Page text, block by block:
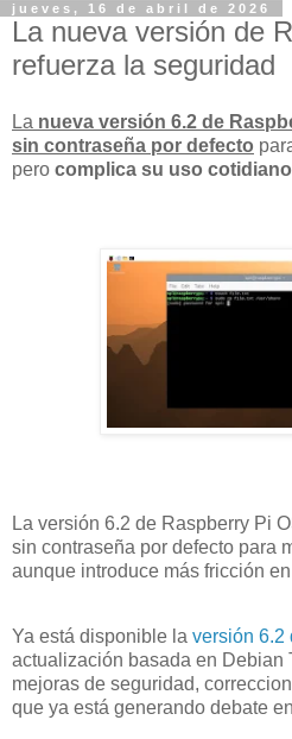
jueves, 16 de abril de 2026
La nueva versión de
refuerza la seguridad
La nueva versión 6.2 de
sin contraseña por defecto
pero complica su uso cotidiano
La versión 6.2 de Raspberry Pi
sin contraseña por defecto para
aunque introduce más fricción
Ya está disponible la versión 6.2
actualización basada en Debian
mejoras de seguridad,
que ya está generando debate